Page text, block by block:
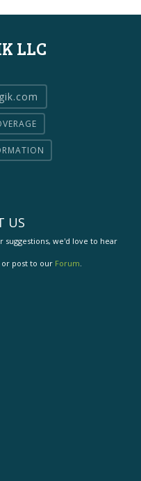
LLC
US
suggestions, we'd love to hear
post to our Forum